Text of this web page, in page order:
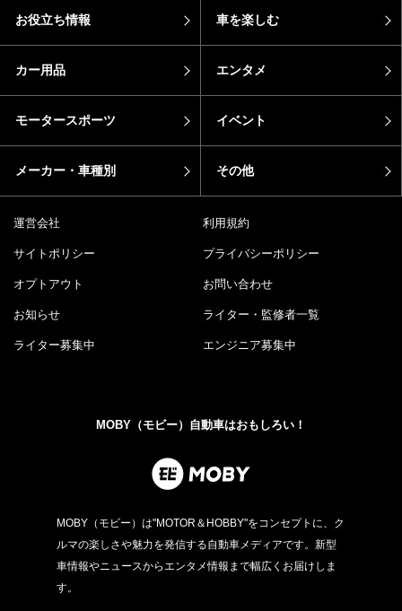
お役立ち情報 車を楽しむ
カー用品 エンタメ
モータースポーツ イベント
メーカー・車種別 その他
運営会社 利用規約
サイトポリシー プライバシーポリシー
オプトアウト お問い合わせ
お知らせ ライター・監修者一覧
ライター募集中 エンジニア募集中
MOBY（モビー）自動車はおもしろい！
MOBY（モビー）は"MOTOR＆HOBBY"をコンセプトに、ク
ルマの楽しさや魅力を発信する自動車メディアです。新型
車情報やニュースからエンタメ情報まで幅広くお届けしま
す。